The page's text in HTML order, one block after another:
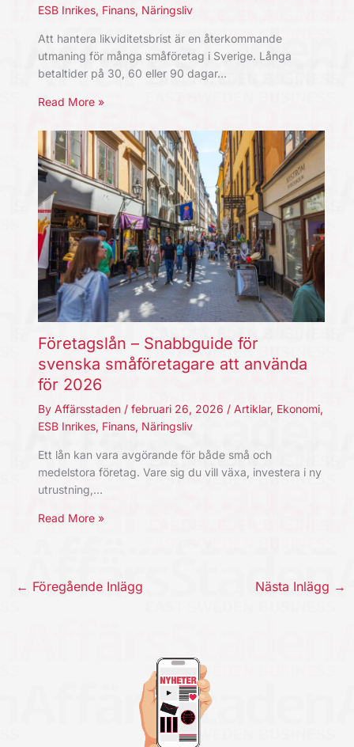
ESB Inrikes, Finans, Näringsliv
Att hantera likviditetsbrist är en återkommande
utmaning för många småföretag i Sverige. Långa
betaltider på 30, 60 eller 90 dagar…
Read More »
Företagslån – Snabbguide för
svenska småföretagare att använda
för 2026
By Affärsstaden / februari 26, 2026 / Artiklar, Ekonomi,
ESB Inrikes, Finans, Näringsliv
Ett lån kan vara avgörande för både små och
medelstora företag. Vare sig du vill växa, investera i ny
utrustning,…
Read More »
← Föregående Inlägg Nästa Inlägg →